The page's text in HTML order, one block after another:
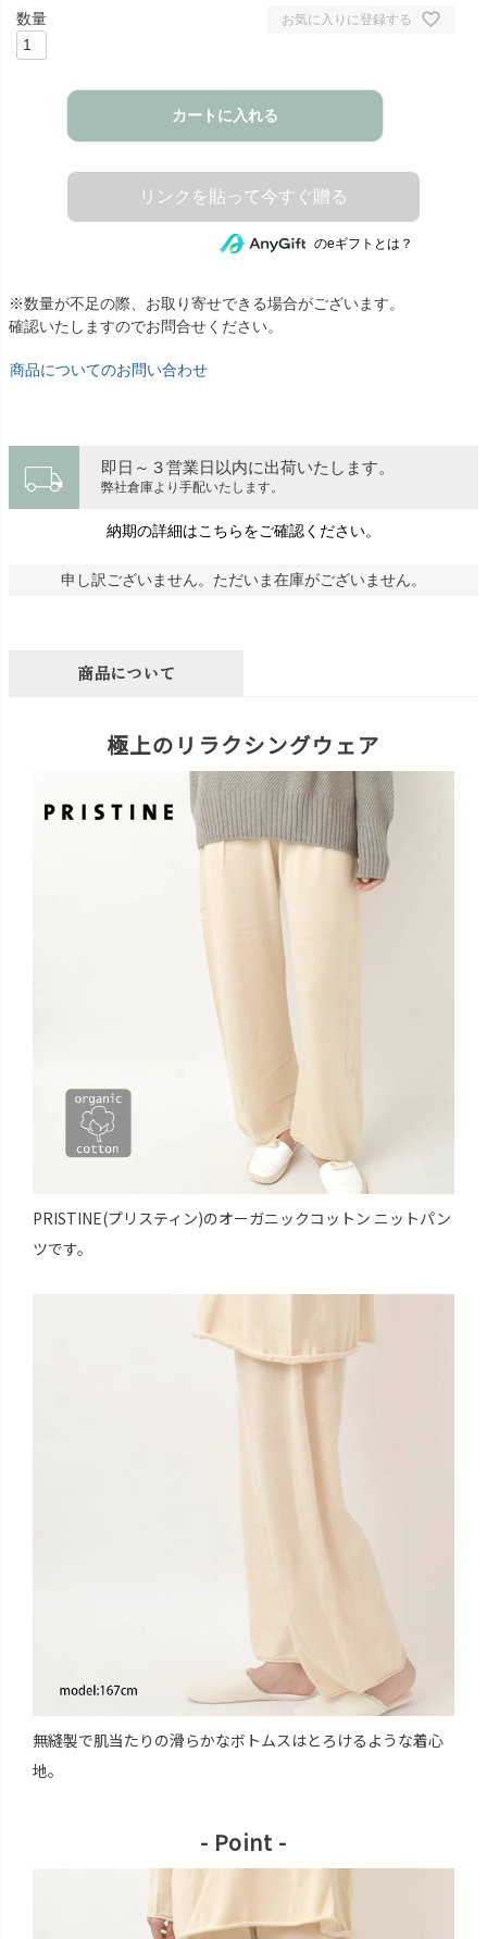
お気に入りに登録する
カートに入れる
のeギフトとは？
※数量が不足の際、お取り寄せできる場合がございます。
確認いたしますのでお問合せください。
商品についてのお問い合わせ
local_shipping 即日～３営業日以内に出荷いたします。
弊社倉庫より手配いたします。
納期の詳細はこちらをご確認ください。
申し訳ございません。ただいま在庫がございません。
商品について
極上のリラクシングウェア
PRISTINE(プリスティン)のオーガニックコットン ニットパン
ツです。
無縫製で肌当たりの滑らかなボトムスはとろけるような着心
地。
- Point -